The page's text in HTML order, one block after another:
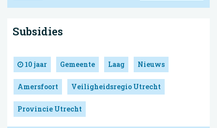
Subsidies
10 jaar Gemeente Laag Nieuws
Amersfoort Veiligheidsregio Utrecht
Provincie Utrecht